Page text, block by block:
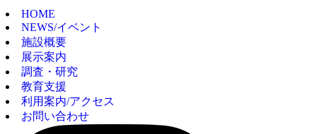
HOME
NEWS/イベント
施設概要
展示案内
調査・研究
教育支援
利用案内/アクセス
お問い合わせ